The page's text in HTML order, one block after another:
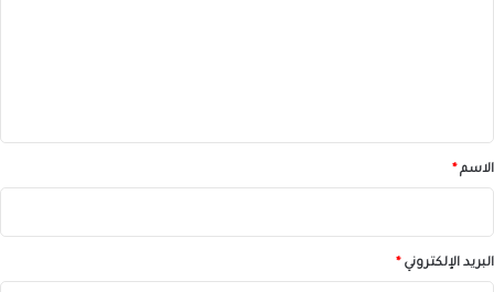
*الاسم *
البريد الإلكتروني *